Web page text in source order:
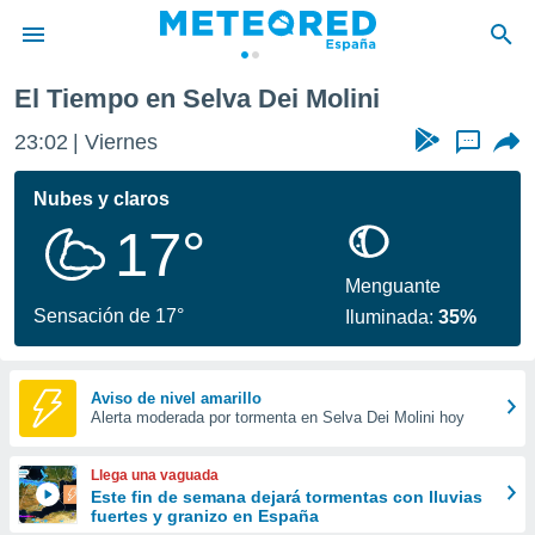
de
por
se
calidad.
a este
las
y
forma
digital
basada
El Tiempo en Selva Dei Molini
23:02 Viernes ...
Nubes y claros
17°
Sensación de 17°
Menguante
Iluminada:35%
Aviso de nivel amarillo
Alerta moderada por tormenta en Selva Dei Molini hoy
Llega una vaguada
Este fin de semana dejará tormentas con lluvias
fuertes y granizo en España